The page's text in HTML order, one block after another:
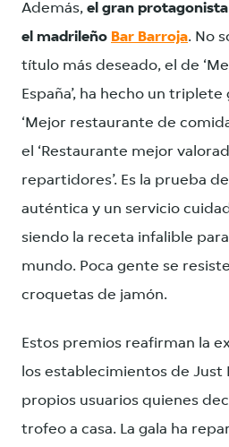
Además, el gran
el madrileño Bar Barroja. No
título más deseado, el de
España’, ha hecho un
‘Mejor restaurante de
el ‘Restaurante mejor
repartidores’. Es la prueba
auténtica y un servicio
siendo la receta infalible
mundo. Poca gente se
croquetas de jamón.
Estos premios reafirman la
los establecimientos de Just
propios usuarios quienes
trofeo a casa. La gala ha